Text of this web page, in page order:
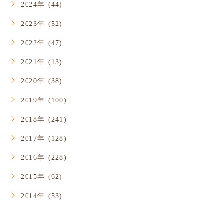
2024年 (44)
2023年 (52)
2022年 (47)
2021年 (13)
2020年 (38)
2019年 (100)
2018年 (241)
2017年 (128)
2016年 (228)
2015年 (62)
2014年 (53)